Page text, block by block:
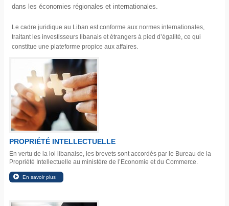
dans les économies régionales et internationales.
Le cadre juridique au Liban est conforme aux normes internationales,
traitant les investisseurs libanais et étrangers à pied d’égalité, ce qui
constitue une plateforme propice aux affaires.
PROPRIÉTÉ INTELLECTUELLE
En vertu de la loi libanaise, les brevets sont accordés par le Bureau de la
Propriété Intellectuelle au ministère de l’Economie et du Commerce.